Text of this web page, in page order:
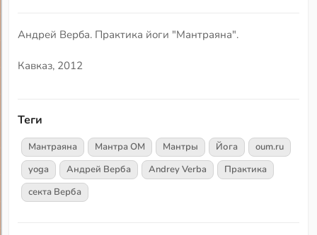
Андрей Верба. Практика йоги "Мантраяна".
Кавказ, 2012
Теги
Мантраяна Мантра ОМ Мантры Йога
oum.ru
yoga
Андрей Верба Andrey Verba
Практика
секта Верба